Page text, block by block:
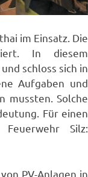
im Einsatz. Die
In diesem
schloss sich in
Aufgaben und
mussten. Solche
Für einen
Silz:
PV-Anlagen in